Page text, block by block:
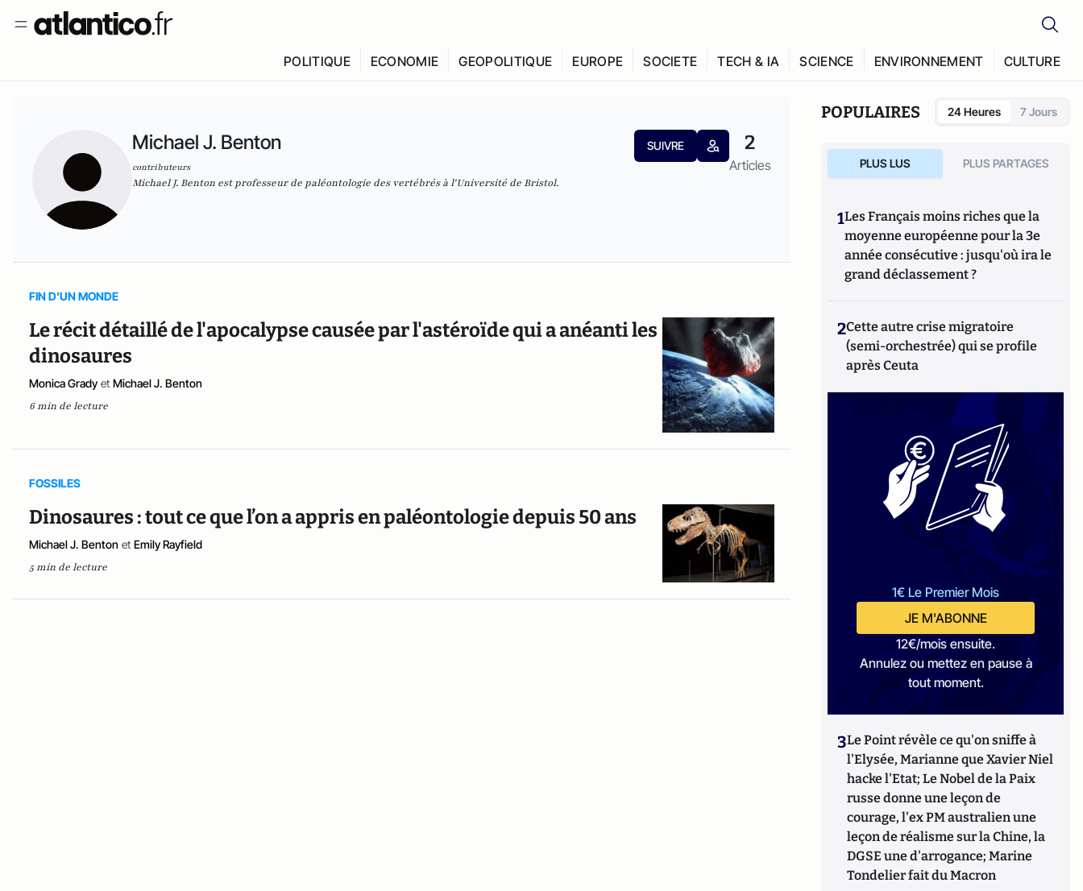
POLITIQUE ECONOMIE GEOPOLITIQUE EUROPE SOCIETE TECH & IA SCIENCE ENVIRONNEMENT CULTURE
Michael J. Benton
contributeurs
SUIVRE 2
Articles
Michael J. Benton est professeur de paléontologie des vertébrés à l'Université de Bristol.
FIN D'UN MONDE
Le récit détaillé de l'apocalypse causée par l'astéroïde qui a anéanti les
dinosaures
Monica Grady et Michael J. Benton
6 min de lecture
FOSSILES
Dinosaures : tout ce que l’on a appris en paléontologie depuis 50 ans
Michael J. Benton et Emily Rayfield
5 min de lecture
POPULAIRES 24 Heures 7 Jours
PLUS LUS PLUS PARTAGES
1Les Français moins riches que la
moyenne européenne pour la 3e
année consécutive : jusqu'où ira le
grand déclassement ?
2Cette autre crise migratoire
(semi-orchestrée) qui se profile
après Ceuta
1€ Le Premier Mois
JE M'ABONNE
12€/mois ensuite.
Annulez ou mettez en pause à
tout moment.
3Le Point révèle ce qu'on sniffe à
l'Elysée, Marianne que Xavier Niel
hacke l'Etat; Le Nobel de la Paix
russe donne une leçon de
courage, l'ex PM australien une
leçon de réalisme sur la Chine, la
DGSE une d'arrogance; Marine
Tondelier fait du Macron